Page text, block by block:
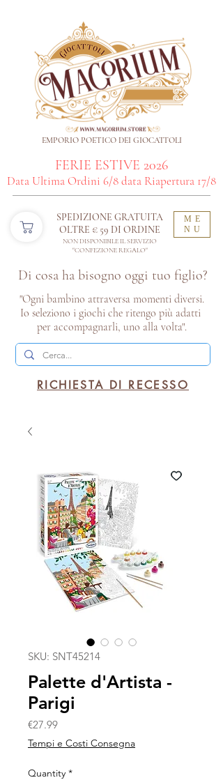
ME
NU
Di cosa ha bisogno oggi tuo figlio?
SPEDIZIONE GRATUITA
OLTRE € 59 DI ORDINE​
NON DISPONIBILE IL SERVIZIO
"CONFEZIONE REGALO"
"Ogni bambino attraversa momenti diversi.
Io seleziono i giochi che ritengo più adatti
per accompagnarli, uno alla volta".
EMPORIO POETICO DEI GIOCATTOLI
RICHIESTA DI RECESSO
FERIE ESTIVE 2026
Data Ultima Ordini 6/8 data Riapertura 17/8
SKU: SNT45214
Palette d'Artista -
Parigi
€27.99Price
Tempi e Costi Consegna
Quantity *